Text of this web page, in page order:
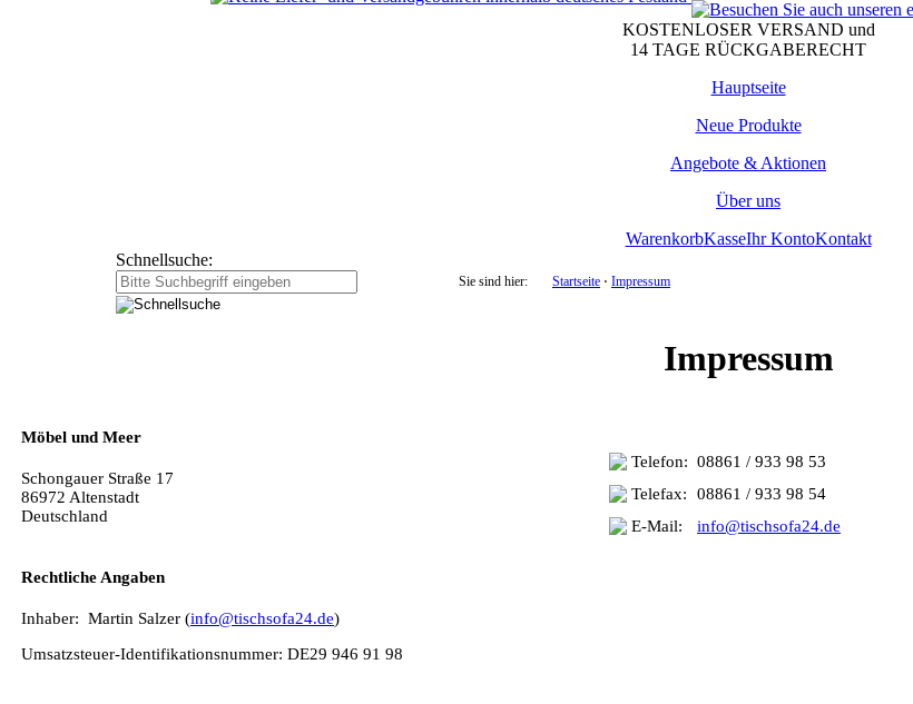
KOSTENLOSER VERSAND und
14 TAGE RÜCKGABERECHT
Hauptseite
Neue Produkte
Angebote & Aktionen
Über uns
WarenkorbKasseIhr KontoKontakt
Schnellsuche:
Sie sind hier: Startseite ⋅ Impressum
Impressum
Möbel und Meer
Schongauer Straße 17
86972 Altenstadt
Deutschland
Telefon: 08861 / 933 98 53
Telefax: 08861 / 933 98 54
E-Mail:
info@tischsofa24.de
Rechtliche Angaben
Inhaber: Martin Salzer (info@tischsofa24.de)
Umsatzsteuer-Identifikationsnummer: DE29 946 91 98